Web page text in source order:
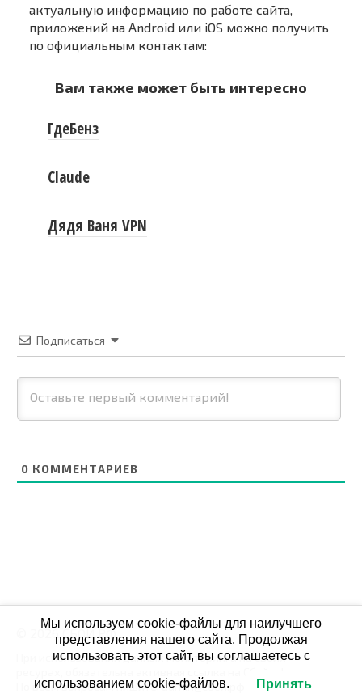
актуальную информацию по работе сайта,
приложений на Android или iOS можно получить
по официальным контактам:
Вам также может быть интересно
ГдеБенз
Claude
Дядя Ваня VPN
Подписаться
0 КОММЕНТАРИЕВ
© 2026 СБОЙ.РФ
При использовании данных мониторинга на своих
ресурах, обязательна активная ссылка на Сбой.рф
По всем вопросам пишите: admin@сбой.рф
Мы используем cookie-файлы для наилучшего
представления нашего сайта. Продолжая
использовать этот сайт, вы соглашаетесь с
использованием cookie-файлов. Принять